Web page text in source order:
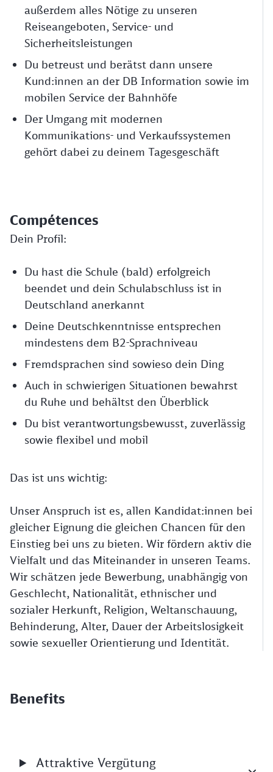
außerdem alles Nötige zu unseren
Reiseangeboten, Service- und
Sicherheitsleistungen
Du betreust und berätst dann unsere
Kund:innen an der DB Information sowie im
mobilen Service der Bahnhöfe
Der Umgang mit modernen
Kommunikations- und Verkaufssystemen
gehört dabei zu deinem Tagesgeschäft
Compétences
Dein Profil:
Du hast die Schule (bald) erfolgreich
beendet und dein Schulabschluss ist in
Deutschland anerkannt
Deine Deutschkenntnisse entsprechen
mindestens dem B2-Sprachniveau
Fremdsprachen sind sowieso dein Ding
Auch in schwierigen Situationen bewahrst
du Ruhe und behältst den Überblick
Du bist verantwortungsbewusst, zuverlässig
sowie flexibel und mobil
Das ist uns wichtig:
Unser Anspruch ist es, allen Kandidat:innen bei
gleicher Eignung die gleichen Chancen für den
Einstieg bei uns zu bieten. Wir fördern aktiv die
Vielfalt und das Miteinander in unseren Teams.
Wir schätzen jede Bewerbung, unabhängig von
Geschlecht, Nationalität, ethnischer und
sozialer Herkunft, Religion, Weltanschauung,
Behinderung, Alter, Dauer der Arbeitslosigkeit
sowie sexueller Orientierung und Identität.
Benefits
Attraktive Vergütung